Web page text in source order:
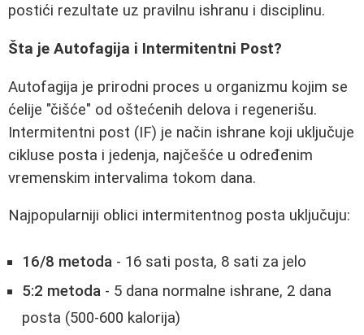
postići rezultate uz pravilnu ishranu i disciplinu.
Šta je Autofagija i Intermitentni Post?
Autofagija je prirodni proces u organizmu kojim se
ćelije "čišće" od oštećenih delova i regenerišu.
Intermitentni post (IF) je način ishrane koji uključuje
cikluse posta i jedenja, najčešće u određenim
vremenskim intervalima tokom dana.
Najpopularniji oblici intermitentnog posta uključuju:
16/8 metoda - 16 sati posta, 8 sati za jelo
5:2 metoda - 5 dana normalne ishrane, 2 dana
posta (500-600 kalorija)